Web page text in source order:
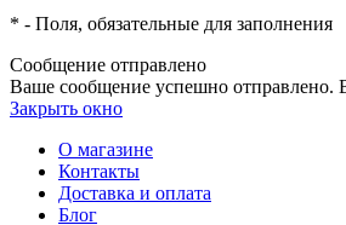
* - Поля, обязательные для заполнения
Сообщение отправлено
Ваше сообщение успешно отправлено.
Закрыть окно
О магазине
Контакты
Доставка и оплата
Блог